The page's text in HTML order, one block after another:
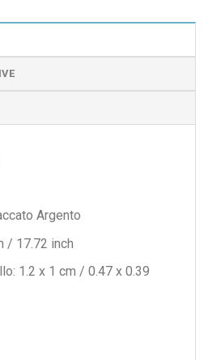
Argento
/ 17.72 inch
1.2 x 1 cm / 0.47 x 0.39